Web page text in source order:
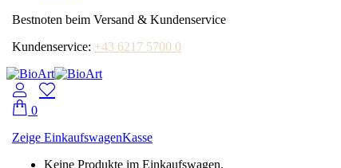
Bestnoten beim Versand & Kundenservice
Kundenservice: +43 6217 5700 0
0
Zeige EinkaufswagenKasse
Keine Produkte im Einkaufswagen.